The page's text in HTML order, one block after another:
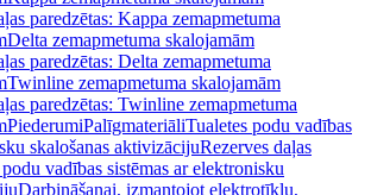
paredzētas: Kappa zemapmetuma
Delta zemapmetuma skalojamām
paredzētas: Delta zemapmetuma
Twinline zemapmetuma skalojamām
paredzētas: Twinline zemapmetuma
PiederumiPalīgmateriāliTualetes podu vadības
skalošanas aktivizācijuRezerves daļas
vadības sistēmas ar elektronisku
Darbināšanai, izmantojot elektrotīklu,